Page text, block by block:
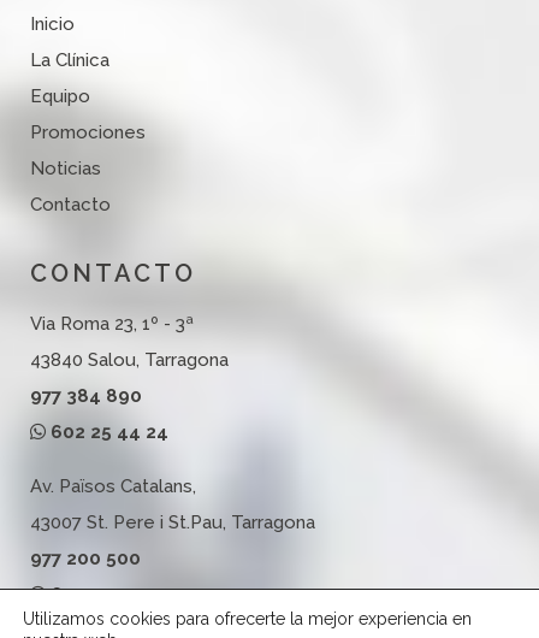
Inicio
La Clínica
Equipo
Promociones
Noticias
Contacto
CONTACTO
Via Roma 23, 1º - 3ª
43840 Salou, Tarragona
977 384 890
602 25 44 24
Av. Països Catalans,
43007 St. Pere i St.Pau, Tarragona
977 200 500
602 25 44 24
Utilizamos cookies para ofrecerte la mejor experiencia en